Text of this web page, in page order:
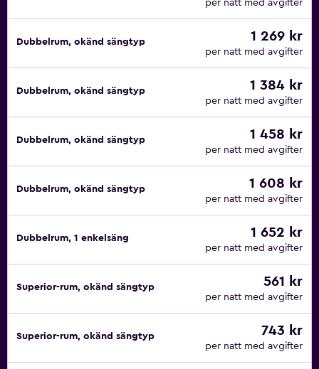
per natt med avgifter
Dubbelrum, okänd sängtyp 1 269 kr
per natt med avgifter
Dubbelrum, okänd sängtyp 1 384 kr
per natt med avgifter
Dubbelrum, okänd sängtyp 1 458 kr
per natt med avgifter
Dubbelrum, okänd sängtyp 1 608 kr
per natt med avgifter
Dubbelrum, 1 enkelsäng 1 652 kr
per natt med avgifter
Superior-rum, okänd sängtyp 561 kr
per natt med avgifter
Superior-rum, okänd sängtyp 743 kr
per natt med avgifter